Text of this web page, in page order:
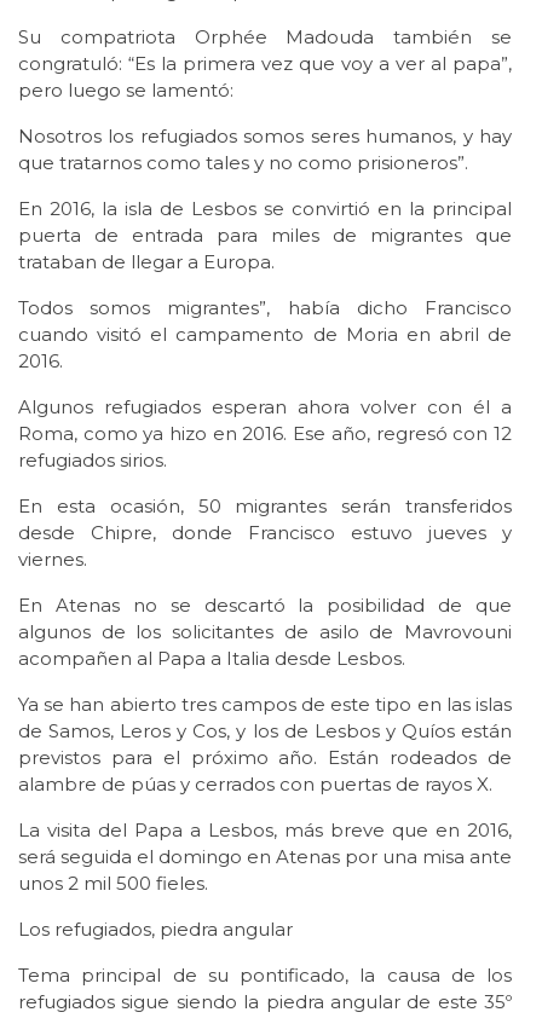
Su compatriota Orphée Madouda también se
congratuló: “Es la primera vez que voy a ver al papa”,
pero luego se lamentó:
Nosotros los refugiados somos seres humanos, y hay
que tratarnos como tales y no como prisioneros”.
En 2016, la isla de Lesbos se convirtió en la principal
puerta de entrada para miles de migrantes que
trataban de llegar a Europa.
Todos somos migrantes”, había dicho Francisco
cuando visitó el campamento de Moria en abril de
2016.
Algunos refugiados esperan ahora volver con él a
Roma, como ya hizo en 2016. Ese año, regresó con 12
refugiados sirios.
En esta ocasión, 50 migrantes serán transferidos
desde Chipre, donde Francisco estuvo jueves y
viernes.
En Atenas no se descartó la posibilidad de que
algunos de los solicitantes de asilo de Mavrovouni
acompañen al Papa a Italia desde Lesbos.
Ya se han abierto tres campos de este tipo en las islas
de Samos, Leros y Cos, y los de Lesbos y Quíos están
previstos para el próximo año. Están rodeados de
alambre de púas y cerrados con puertas de rayos X.
La visita del Papa a Lesbos, más breve que en 2016,
será seguida el domingo en Atenas por una misa ante
unos 2 mil 500 fieles.
Los refugiados, piedra angular
Tema principal de su pontificado, la causa de los
refugiados sigue siendo la piedra angular de este 35º